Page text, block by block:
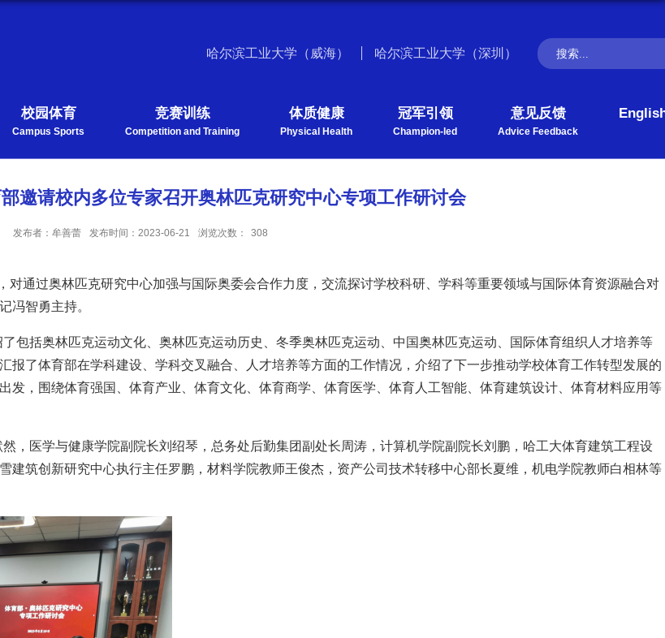
哈尔滨工业大学（威海） 哈尔滨工业大学（深圳）
校园体育
Campus Sports
竞赛训练
Competition and Training
体质健康
Physical Health
冠军引领
Champion-led
意见反馈
Advice Feedback
部邀请校内多位专家召开奥林匹克研究中心专项工作研讨会
发布者：牟善蕾 发布时间：2023-06-21 浏览次数： 308
，对通过奥林匹克研究中心加强与国际奥委会合作力度，交流探讨学校科研、学科等重要领域与国际体育资源融合对
冯智勇主持。
包括奥林匹克运动文化、奥林匹克运动历史、冬季奥林匹克运动、中国奥林匹克运动
国际体育组织人才培养等
报了体育部在学科建设 学科交叉融合 人才培养等方面的工作情况 ， 介绍了下一步推动学校体育工作转型发展的
发 ， 围绕体育强国 体育产业 体育文化 体育商学 体育医学 体育人工智能 体育建筑设计
体育材料应用等
然 ， 医学与健康学院副院长刘绍琴 ， 总务处后勤集团副处长周涛 ， 计算机学院副院长刘鹏 ， 哈工大体育建筑工程设
建筑创新研究中心执行主任罗鹏 ， 材料学院教师王俊杰 ， 资产公司技术转移中心部长夏维 ， 机电学院教师白相林等